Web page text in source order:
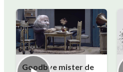
Goodbye mister de